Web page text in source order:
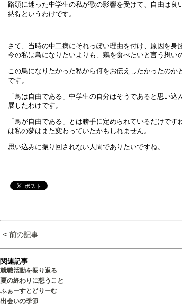
路頭に迷った中学生の私が歌の影響を受けて、自由は
納得というわけです。
さて、当時の中二病にそれっぽい理由を付け、原因を身
今の私は鳥になりたいよりも、鶏を食べたいと言う想い
この鳥になりたかった私から何をお伝えしたかったの
です。
「鳥は自由である」中学生の自分はそうであると思い
展したわけです。
「鳥が自由である」とは勝手に定められているだけで
は私の夢はまた変わっていたかもしれません。
思い込みに振り回されない人間でありたいですね。
< 前の記事
関連記事
就職活動を振り返る
夏の終わりに想うこと
ふぁーすとどりーむ
出会いの季節